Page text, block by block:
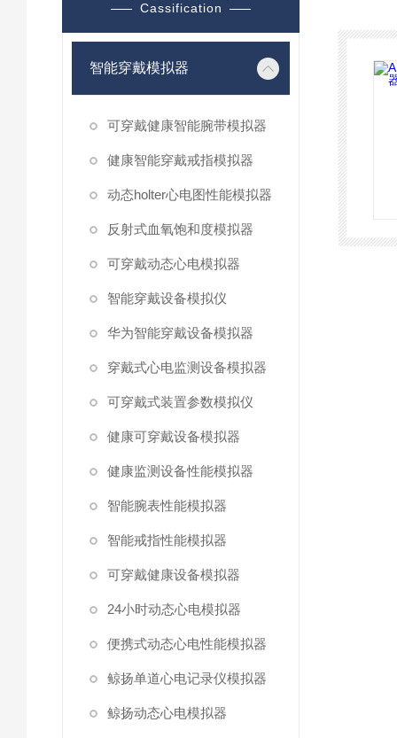
Cassification
智能穿戴模拟器
可穿戴健康智能腕带模拟器
健康智能穿戴戒指模拟器
动态holter心电图性能模拟器
反射式血氧饱和度模拟器
可穿戴动态心电模拟器
智能穿戴设备模拟仪
华为智能穿戴设备模拟器
穿戴式心电监测设备模拟器
可穿戴式装置参数模拟仪
健康可穿戴设备模拟器
健康监测设备性能模拟器
智能腕表性能模拟器
智能戒指性能模拟器
可穿戴健康设备模拟器
24小时动态心电模拟器
便携式动态心电性能模拟器
鲸扬单道心电记录仪模拟器
鲸扬动态心电模拟器